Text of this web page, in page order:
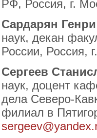
РФ, Россия, г.
Сардарян
наук, декан
России, Россия,
Сергеев
наук, доцент
дела Северо-
филиал в